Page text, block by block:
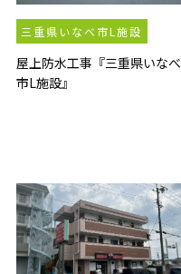
三重県いなべ市L施設
屋上防水工事『三重県いなべ
市L施設』